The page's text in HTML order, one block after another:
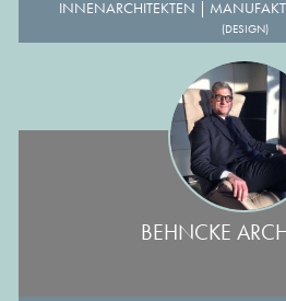
INNENARCHITEKTEN |
(DESIGN)
BEHNCKE